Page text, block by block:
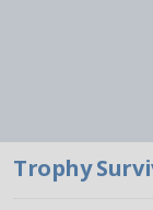
Trophy